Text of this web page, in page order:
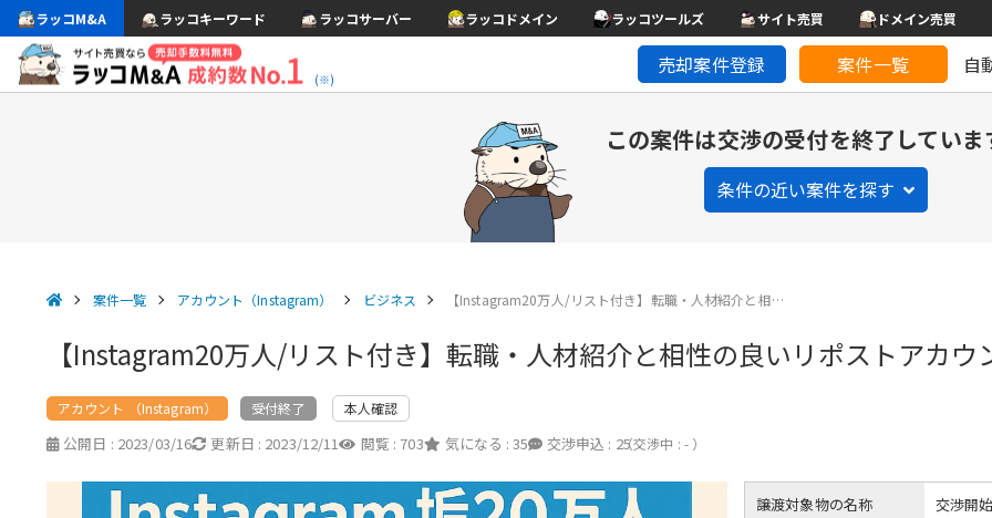
ラッコM&A ラッコキーワード ラッコサーバー ラッコドメイン ラッコツールズ サイト売買 ドメイン売買
(※)
売却案件登録 案件一覧 自
この案件は交渉の受付を終了していま
条件の近い案件を探す
案件一覧 アカウント（Instagram） ビジネス 【Instagram20万人/リスト付き】転職・人材紹介と相…
【Instagram20万人/リスト付き】転職・人材紹介と相性の良いリポストアカウ
アカウント （Instagram） 受付終了 本人確認
公開日 : 2023/03/16 更新日 : 2023/12/11 閲覧 : 703 気になる : 35 交渉申込 : 25
（交渉中 : - ）
譲渡対象物の名称 交渉開